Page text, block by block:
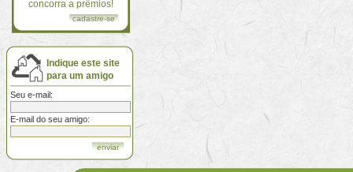
concorra a prêmios!
cadastre-se
Indique este site
para um amigo
Seu e-mail:
E-mail do seu amigo: